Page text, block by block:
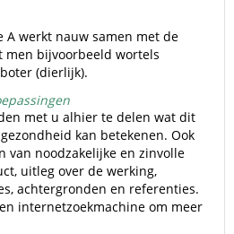
A werkt nauw samen met de
men bijvoorbeeld wortels
(dierlijk).
met u alhier te delen wat dit
kan betekenen. Ook
van noodzakelijke en zinvolle
uitleg over de werking,
achtergronden en referenties.
internetzoekmachine om meer